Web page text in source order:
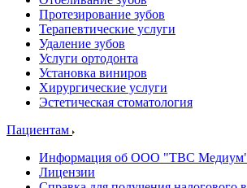
Протезирование зубов
Терапевтические услуги
Удаление зубов
Услуги ортодонта
Установка виниров
Хирургические услуги
Эстетическая стоматология
Пациентам
Информация об ООО "ТВС
Лицензии